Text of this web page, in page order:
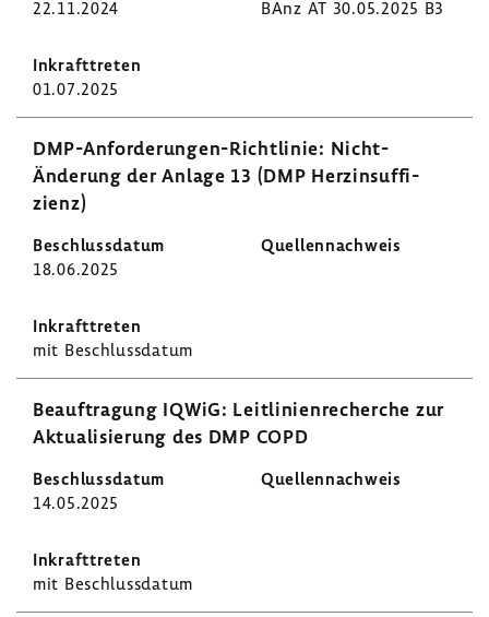
22.11.2024 BAnz AT 30.05.2025 B3
01.07.2025
DMP-​Anforderungen-Richtlinie: Nicht-​
Änderung der Anlage 13 (DMP Herz­in­suf­fi­
zienz)
18.06.2025
mit Beschluss­datum
Beauf­tra­gung IQWiG: Leit­li­ni­en­re­cherche zur
Aktua­li­sie­rung des DMP COPD
14.05.2025
mit Beschluss­datum